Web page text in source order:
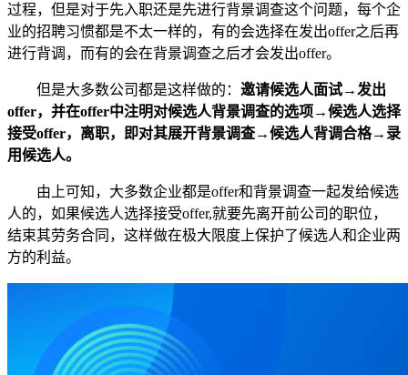
过程，但是对于先入职还是先进行背景调查这个问题，每个企
业的招聘习惯都是不太一样的，有的会选择在发出offer之后再
进行背调，而有的会在背景调查之后才会发出offer。
但是大多数公司都是这样做的： 邀请候选人面试→发出
offer，并在offer中注明对候选人背景调查的选项→候选人选择
接受offer，离职，即对其展开背景调查→候选人背调合格→录
用候选人。
由上可知，大多数企业都是offer和背景调查一起发给候选
人的，如果候选人选择接受offer,就要先离开前公司的职位，
结束其劳务合同，这样做在极大限度上保护了候选人和企业两
方的利益。